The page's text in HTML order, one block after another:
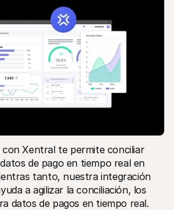
Xentral te permite conciliar
de pago en tiempo real en
tanto, nuestra integración
a agilizar la conciliación, los
datos de pagos en tiempo real.